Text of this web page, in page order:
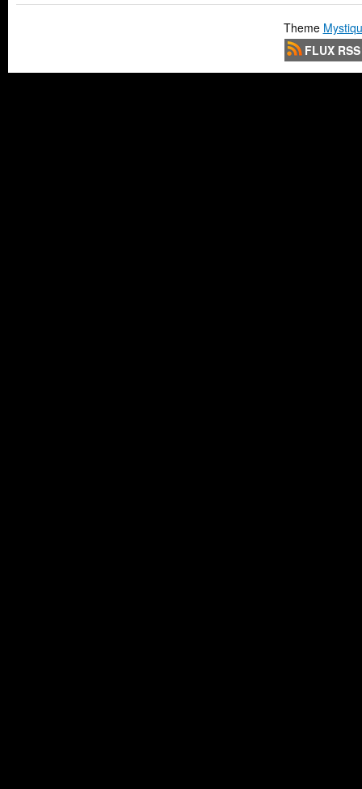
Theme
FLUX RSS